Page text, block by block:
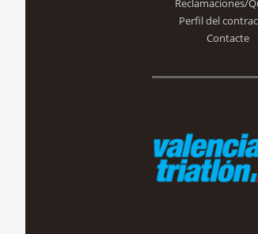
Reclamaciones/
Perfil del
Contacte